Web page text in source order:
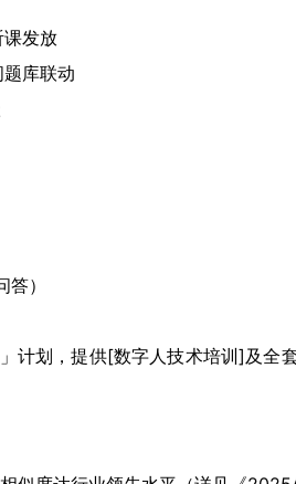
发放
库联动
）
计划，提供[数字人技术培训]及全